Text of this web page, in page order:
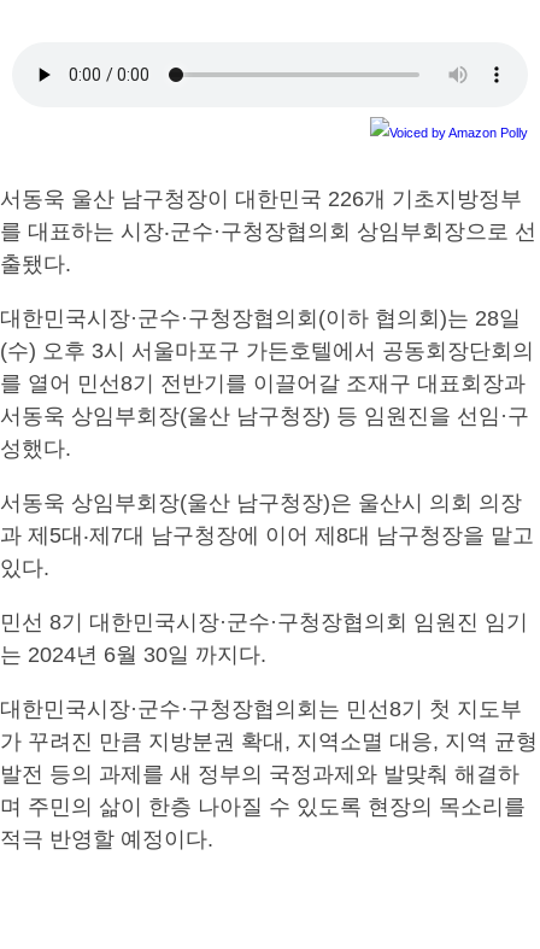
서동욱 울산 남구청장이 대한민국 226개 기초지방정부
를 대표하는 시장‧군수·구청장협의회 상임부회장으로 선
출됐다.
대한민국시장·군수·구청장협의회(이하 협의회)는 28일
(수) 오후 3시 서울마포구 가든호텔에서 공동회장단회의
를 열어 민선8기 전반기를 이끌어갈 조재구 대표회장과
서동욱 상임부회장(울산 남구청장) 등 임원진을 선임·구
성했다.
서동욱 상임부회장(울산 남구청장)은 울산시 의회 의장
과 제5대‧제7대 남구청장에 이어 제8대 남구청장을 맡고
있다.
민선 8기 대한민국시장·군수·구청장협의회 임원진 임기
는 2024년 6월 30일 까지다.
대한민국시장·군수·구청장협의회는 민선8기 첫 지도부
가 꾸려진 만큼 지방분권 확대, 지역소멸 대응, 지역 균형
발전 등의 과제를 새 정부의 국정과제와 발맞춰 해결하
며 주민의 삶이 한층 나아질 수 있도록 현장의 목소리를
적극 반영할 예정이다.